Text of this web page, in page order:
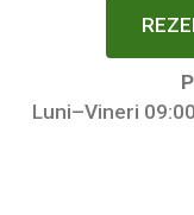
Luni–Vineri